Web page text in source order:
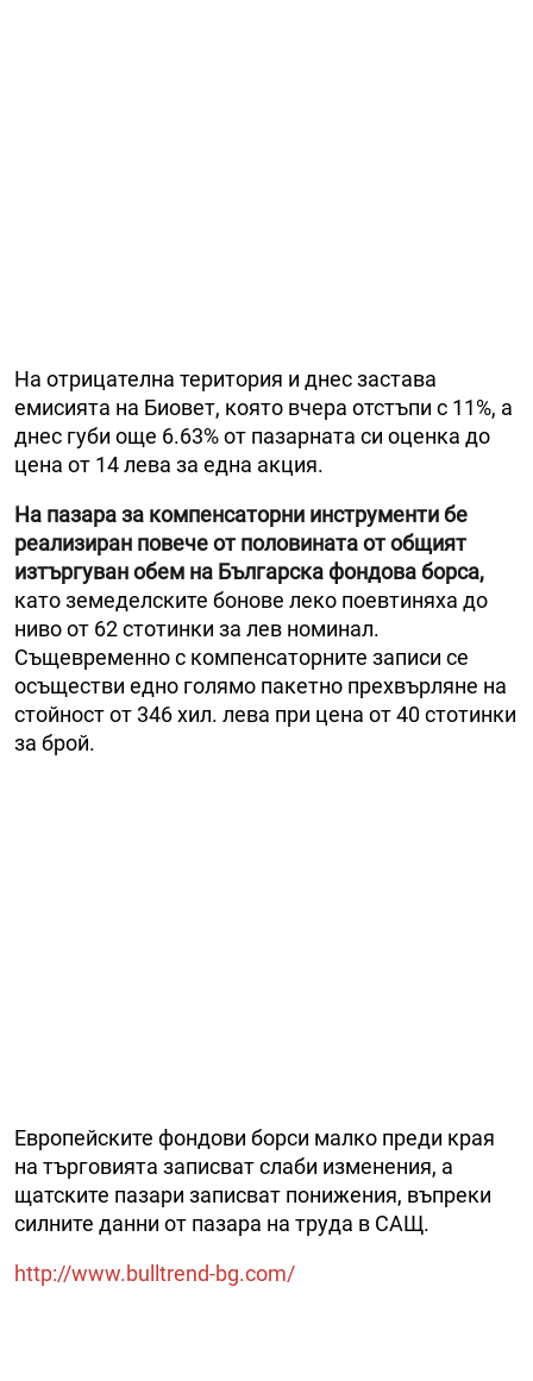
На отрицателна територия и днес застава
емисията на Биовет, която вчера отстъпи с 11%, а
днес губи още 6.63% от пазарната си оценка до
цена от 14 лева за една акция.
На пазара за компенсаторни инструменти бе
реализиран повече от половината от общият
изтъргуван обем на Българска фондова борса,
като земеделските бонове леко поевтиняха до
ниво от 62 стотинки за лев номинал.
Същевременно с компенсаторните записи се
осъществи едно голямо пакетно прехвърляне на
стойност от 346 хил. лева при цена от 40 стотинки
за брой.
Европейските фондови борси малко преди края
на търговията записват слаби изменения, а
щатските пазари записват понижения, въпреки
силните данни от пазара на труда в САЩ.
http://www.bulltrend-bg.com/